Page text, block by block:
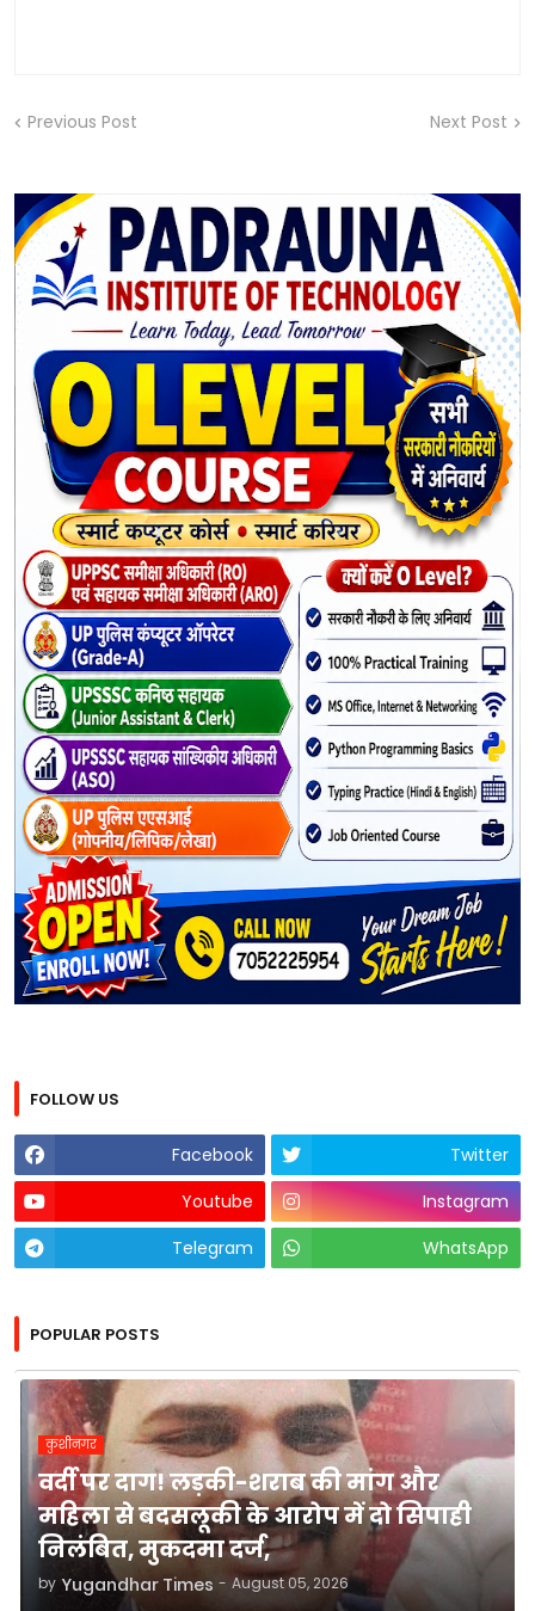
Previous Post Next Post
FOLLOW US
Facebook
Twitter
Youtube
Instagram
Telegram
WhatsApp
POPULAR POSTS
कुशीनगर
वर्दी पर दाग! लड़की-शराब की मांग और
महिला से बदसलूकी के आरोप में दो सिपाही
निलंबित, मुकदमा दर्ज,
by Yugandhar Times - August 05, 2026